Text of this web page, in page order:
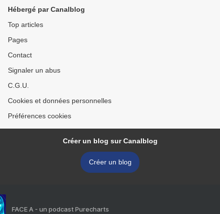
Hébergé par Canalblog
Top articles
Pages
Contact
Signaler un abus
C.G.U.
Cookies et données personnelles
Préférences cookies
Créer un blog sur Canalblog
Créer un blog
FACE A - un podcast Purecharts